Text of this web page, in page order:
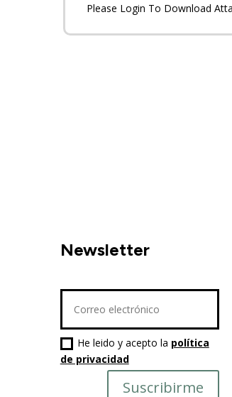
Please Login To Download
Newsletter
He leido y acepto la política
de privacidad
Suscribirme